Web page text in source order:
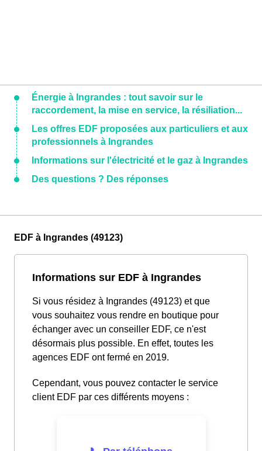
Énergie à Ingrandes : tout savoir sur le
raccordement, la mise en service, la résiliation...
Les offres EDF proposées aux particuliers et aux
professionnels à Ingrandes
Informations sur l'électricité et le gaz à Ingrandes
Des questions ? Des réponses
EDF à Ingrandes (49123)
Informations sur EDF à Ingrandes
Si vous résidez à Ingrandes (49123) et que
vous souhaitez vous rendre en boutique pour
échanger avec un conseiller EDF, ce n'est
désormais plus possible. En effet, toutes les
agences EDF ont fermé en 2019.
Cependant, vous pouvez contacter le service
client EDF par ces différents moyens :